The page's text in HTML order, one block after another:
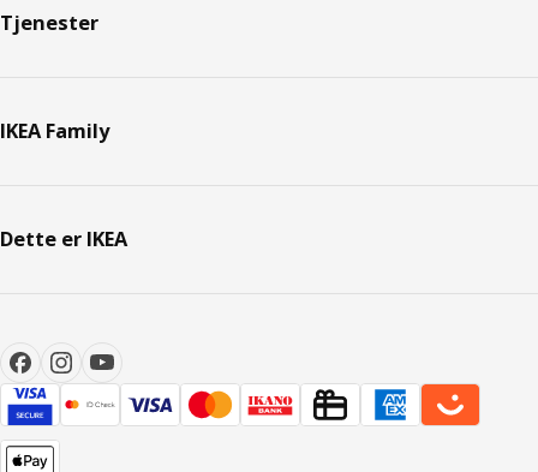
Tjenester
IKEA Family
Dette er IKEA